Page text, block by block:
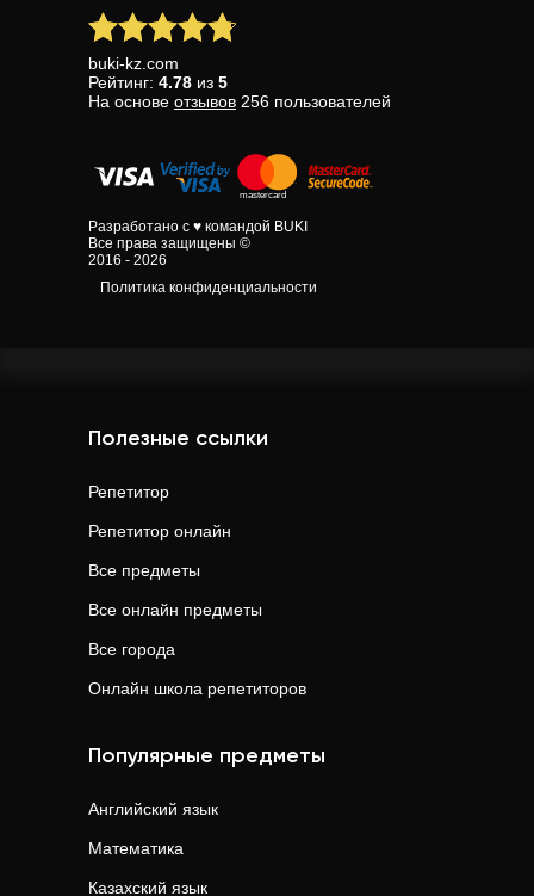
buki-kz.com
Рейтинг: 4.78 из 5
На основе отзывов 256 пользователей
Разработано с ♥ командой BUKI
Все права защищены ©
2016 - 2026
Политика конфиденциальности
Полезные ссылки
Репетитор
Репетитор онлайн
Все предметы
Все онлайн предметы
Все города
Онлайн школа репетиторов
Популярные предметы
Английский язык
Математика
Казахский язык